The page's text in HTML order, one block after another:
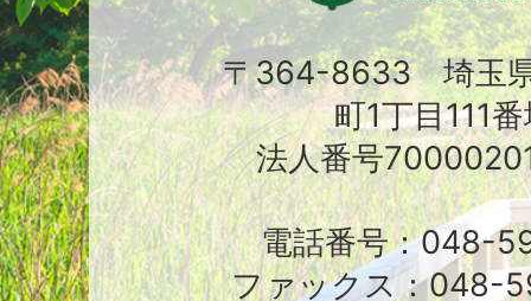
〒364-8633 埼玉
町1丁目111
法人番号
電話番号：048-
ファックス：048-